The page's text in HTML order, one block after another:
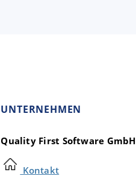
UNTERNEHMEN
Quality First Software GmbH
Kontakt